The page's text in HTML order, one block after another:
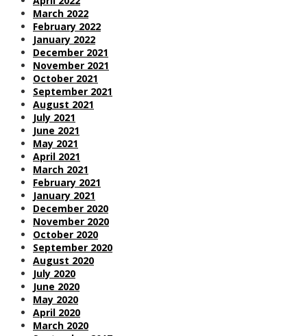
March 2022
February 2022
January 2022
December 2021
November 2021
October 2021
September 2021
August 2021
July 2021
June 2021
May 2021
April 2021
March 2021
February 2021
January 2021
December 2020
November 2020
October 2020
September 2020
August 2020
July 2020
June 2020
May 2020
April 2020
March 2020